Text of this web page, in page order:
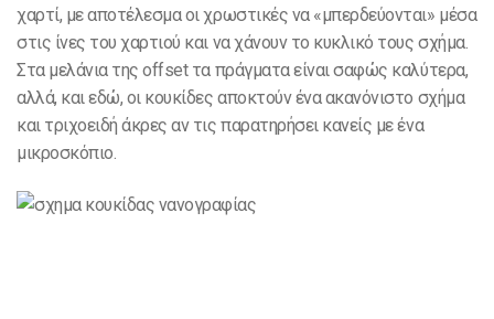
χαρτί, με αποτέλεσμα οι χρωστικές να «μπερδεύονται» μέσα
στις ίνες του χαρτιού και να χάνουν το κυκλικό τους σχήμα.
Στα μελάνια της offset τα πράγματα είναι σαφώς καλύτερα,
αλλά, και εδώ, οι κουκίδες αποκτούν ένα ακανόνιστο σχήμα
και τριχοειδή άκρες αν τις παρατηρήσει κανείς με ένα
μικροσκόπιο.